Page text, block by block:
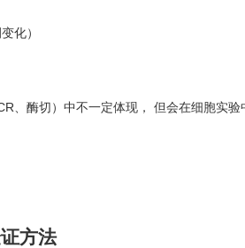
化）
、酶切）中不一定体现， 但会在细胞实验
方法